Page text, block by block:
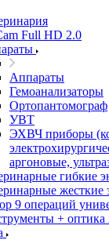
Full HD 2.0
Аппараты
Гемоанализаторы
Ортопантомограф
УВТ
ЭХВЧ приборы
аргоновые,
гибкие
жесткие
9 операций
+ оптика